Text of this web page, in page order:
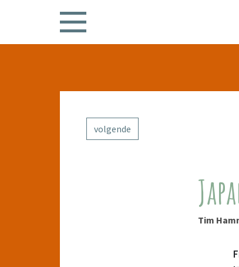
volgende
Tim